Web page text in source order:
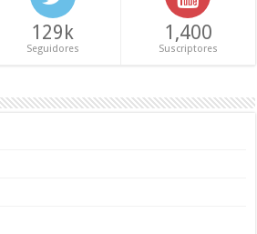
129k
Seguidores
1,400
Suscriptores